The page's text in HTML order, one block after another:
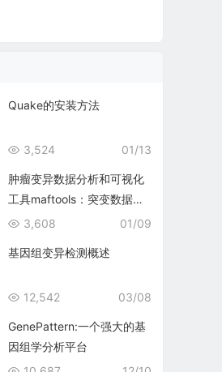
Quake的安装方法
01/13
3,524
肿瘤变异数据分析和可视化
工具maftools：突变数据下
载和可视化
01/09
3,608
基因组变异检测概述
03/08
12,542
GenePattern:一个强大的基
因组学分析平台